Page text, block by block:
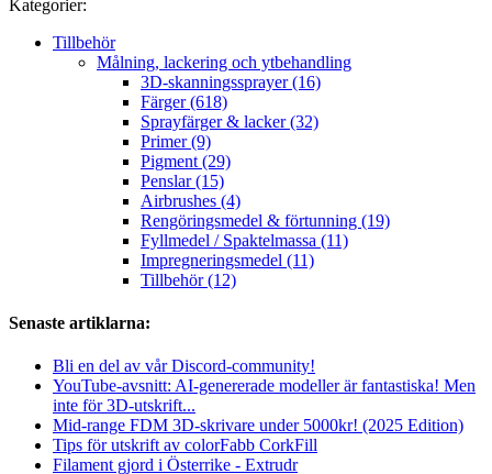
Kategorier:
Tillbehör
Målning, lackering och ytbehandling
3D-skanningssprayer (16)
Färger (618)
Sprayfärger & lacker (32)
Primer (9)
Pigment (29)
Penslar (15)
Airbrushes (4)
Rengöringsmedel & förtunning (19)
Fyllmedel / Spaktelmassa (11)
Impregneringsmedel (11)
Tillbehör (12)
Senaste artiklarna:
Bli en del av vår Discord-community!
YouTube-avsnitt: AI-genererade modeller är fantastiska! Men
inte för 3D-utskrift...
Mid-range FDM 3D-skrivare under 5000kr! (2025 Edition)
Tips för utskrift av colorFabb CorkFill
Filament gjord i Österrike - Extrudr